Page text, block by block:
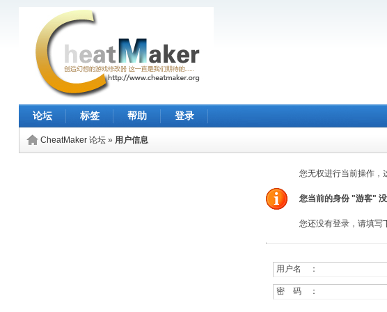
论坛 标签 帮助 登录
CheatMaker 论坛» 用户信息
您无权进行当前操作，
您当前的身份 "游客"
您还没有登录，请填写
用户名 ：
密 码 ：